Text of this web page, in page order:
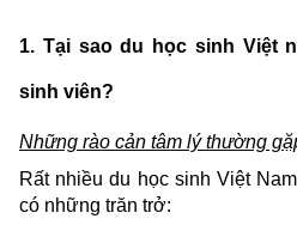
1. Tại sao du học sinh Việt
sinh viên?
Những rào cản tâm lý thường
Rất nhiều du học sinh Việt
có những trăn trở: